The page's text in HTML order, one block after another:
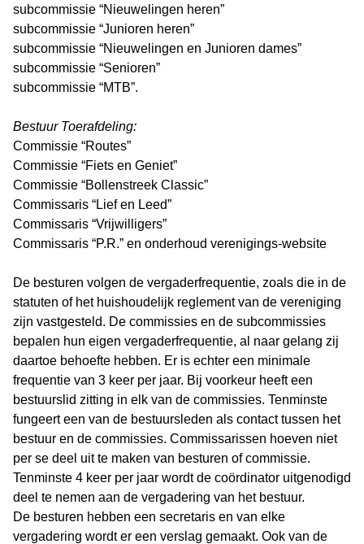
subcommissie “Nieuwelingen heren”
subcommissie “Junioren heren”
subcommissie “Nieuwelingen en Junioren dames”
subcommissie “Senioren”
subcommissie “MTB”.
Bestuur Toerafdeling:
Commissie “Routes”
Commissie “Fiets en Geniet”
Commissie “Bollenstreek Classic”
Commissaris “Lief en Leed”
Commissaris “Vrijwilligers”
Commissaris “P.R.” en onderhoud verenigings-website
De besturen volgen de vergaderfrequentie, zoals die in de
statuten of het huishoudelijk reglement van de vereniging
zijn vastgesteld. De commissies en de subcommissies
bepalen hun eigen vergaderfrequentie, al naar gelang zij
daartoe behoefte hebben. Er is echter een minimale
frequentie van 3 keer per jaar. Bij voorkeur heeft een
bestuurslid zitting in elk van de commissies. Tenminste
fungeert een van de bestuursleden als contact tussen het
bestuur en de commissies. Commissarissen hoeven niet
per se deel uit te maken van besturen of commissie.
Tenminste 4 keer per jaar wordt de coördinator uitgenodigd
deel te nemen aan de vergadering van het bestuur.
De besturen hebben een secretaris en van elke
vergadering wordt er een verslag gemaakt. Ook van de